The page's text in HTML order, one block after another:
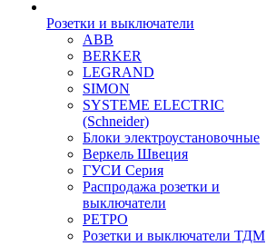
Розетки и выключатели
ABB
BERKER
LEGRAND
SIMON
SYSTEME ELECTRIC
(Schneider)
Блоки электроустановочные
Веркель Швеция
ГУСИ Серия
Распродажа розетки и
выключатели
РЕТРО
Розетки и выключатели ТДМ